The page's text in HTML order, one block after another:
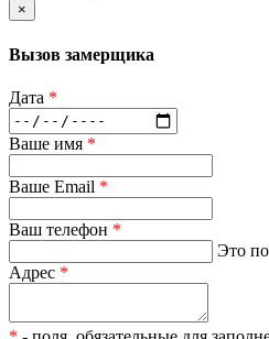
×
Вызов замерщика
Дата *
Ваше имя *
Ваше Email *
Ваш телефон *
Это
Адрес *